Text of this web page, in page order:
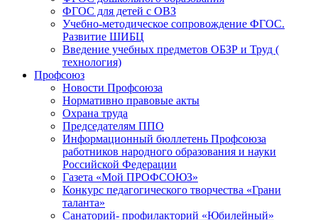
ФГОС для детей с ОВЗ
Учебно-методическое сопровождение ФГОС.
Развитие ШИБЦ
Введение учебных предметов ОБЗР и Труд (
технология)
Профсоюз
Новости Профсоюза
Нормативно правовые акты
Охрана труда
Председателям ППО
Информационный бюллетень Профсоюза
работников народного образования и науки
Российской Федерации
Газета «Мой ПРОФСОЮЗ»
Конкурс педагогического творчества «Грани
таланта»
Санаторий- профилакторий «Юбилейный»